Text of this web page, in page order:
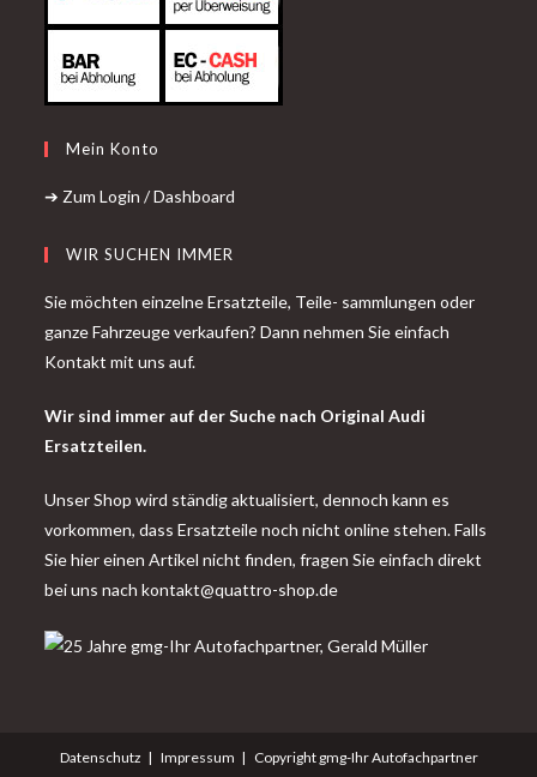
Mein Konto
➔ Zum Login / Dashboard
WIR SUCHEN IMMER
Sie möchten einzelne Ersatzteile, Teile- sammlungen oder
ganze Fahrzeuge verkaufen? Dann nehmen Sie einfach
Kontakt mit uns auf.
Wir sind immer auf der Suche nach Original Audi
Ersatzteilen.
Unser Shop wird ständig aktualisiert, dennoch kann es
vorkommen, dass Ersatzteile noch nicht online stehen. Falls
Sie hier einen Artikel nicht finden, fragen Sie einfach direkt
bei uns nachkontakt@quattro-shop.de
Datenschutz Impressum Copyright gmg-Ihr Autofachpartner